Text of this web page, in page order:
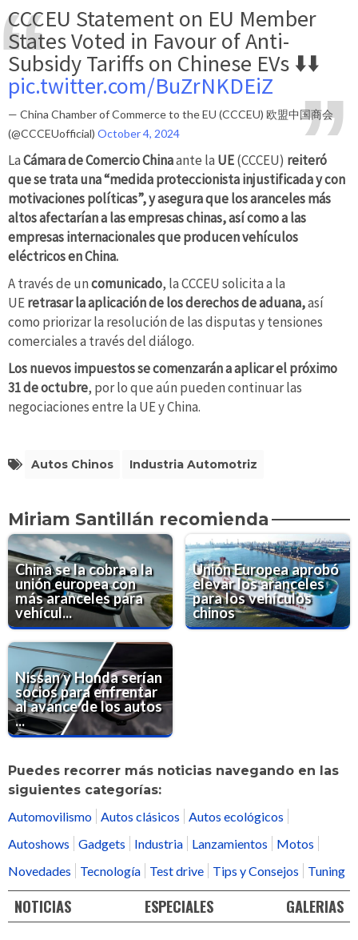
CCCEU Statement on EU Member
States Voted in Favour of Anti-
Subsidy Tariffs on Chinese EVs ⬇️⬇️
pic.twitter.com/BuZrNKDEiZ
— China Chamber of Commerce to the EU (CCCEU) 欧盟中国商会
(@CCCEUofficial) October 4, 2024
LaCámara de Comercio Chinaante la UE(CCCEU) reiteró
que se trata una “medida proteccionista injustificada y con
motivaciones políticas”, y asegura que los aranceles más
altos afectarían a las empresas chinas, así como a las
empresas internacionales que producen vehículos
eléctricos en China.
A través de uncomunicado, la CCCEU solicita a la
UEretrasar la aplicación de los derechos de aduana,así
como priorizar la resolución de las disputas y tensiones
comerciales a través del diálogo.
Los nuevos impuestos se comenzarán a aplicar el próximo
31 de octubre, por lo que aún pueden continuar las
negociaciones entre la UE y China.
Autos Chinos Industria Automotriz
Miriam Santillán recomienda
China se la cobra a la
unión europea con
más aranceles para
vehícul...
Unión Europea aprobó
elevar los aranceles
para los vehículos
chinos
Nissan y Honda serían
socios para enfrentar
al avance de los autos
...
Puedes recorrer más noticias navegando en las
siguientes categorías:
Automovilismo Autos clásicos
Autos ecológicos
Autoshows
Gadgets Industria Lanzamientos
Motos
Novedades
Tecnología Test drive Tips y Consejos Tuning
NOTICIAS ESPECIALES GALERIAS